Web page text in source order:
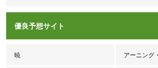
優良予想サイト
暁